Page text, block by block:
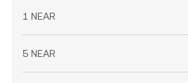
1 NEAR
5 NEAR